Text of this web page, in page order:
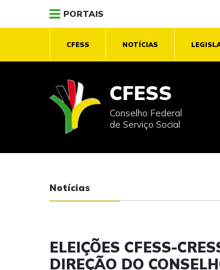
PORTAIS
CFESS NOTÍCIAS
CFESS
Conselho Federal
de Serviço Social
Notícias
ELEIÇÕES CFESS-
DIREÇÃO DO